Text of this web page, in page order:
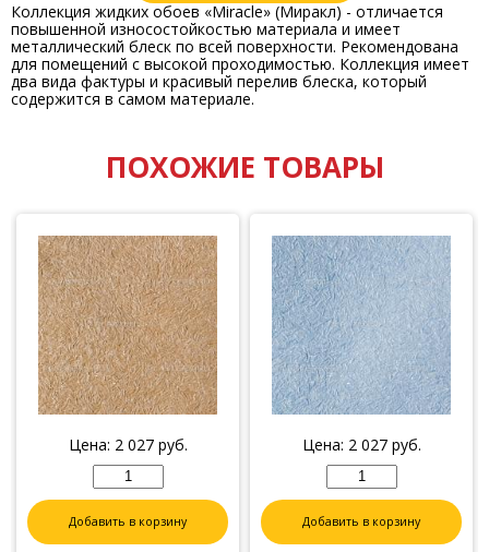
Коллекция жидких обоев «Miracle» (Миракл) - отличается
повышенной износостойкостью материала и имеет
металлический блеск по всей поверхности. Рекомендована
для помещений с высокой проходимостью. Коллекция имеет
два вида фактуры и красивый перелив блеска, который
содержится в самом материале.
ПОХОЖИЕ ТОВАРЫ
Цена: 2 027руб.
Добавить в корзину
Цена: 2 027руб.
Добавить в корзину